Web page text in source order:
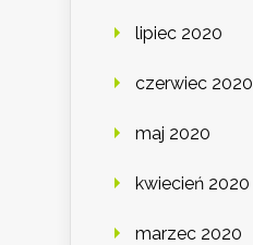
lipiec 2020
czerwiec 2020
maj 2020
kwiecień 2020
marzec 2020